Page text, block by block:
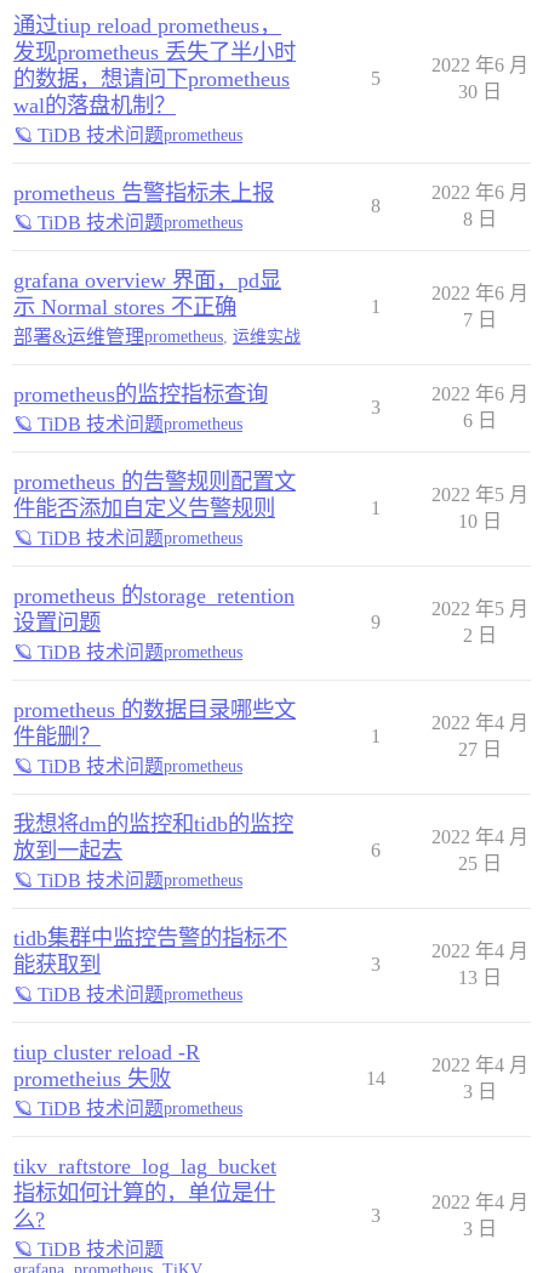
通过tiup reload prometheus，
发现prometheus 丢失了半小时
的数据，想请问下prometheus
wal的落盘机制？
🪐 TiDB 技术问题prometheus
5
2022 年6 月
30 日
prometheus 告警指标未上报
🪐 TiDB 技术问题prometheus
8
2022 年6 月
8 日
grafana overview 界面，pd显
示 Normal stores 不正确
部署&运维管理prometheus 运维实战
1
2022 年6 月
7 日
prometheus的监控指标查询
🪐 TiDB 技术问题prometheus
3
2022 年6 月
6 日
prometheus 的告警规则配置文
件能否添加自定义告警规则
🪐 TiDB 技术问题prometheus
1
2022 年5 月
10 日
prometheus 的storage_retention
设置问题
🪐 TiDB 技术问题prometheus
9
2022 年5 月
2 日
prometheus 的数据目录哪些文
件能删？
🪐 TiDB 技术问题prometheus
1
2022 年4 月
27 日
我想将dm的监控和tidb的监控
放到一起去
🪐 TiDB 技术问题prometheus
6
2022 年4 月
25 日
tidb集群中监控告警的指标不
能获取到
🪐 TiDB 技术问题prometheus
3
2022 年4 月
13 日
tiup cluster reload -R
prometheius 失败
🪐 TiDB 技术问题prometheus
14
2022 年4 月
3 日
tikv_raftstore_log_lag_bucket
指标如何计算的，单位是什
么?
🪐 TiDB 技术问题
3
2022 年4 月
3 日